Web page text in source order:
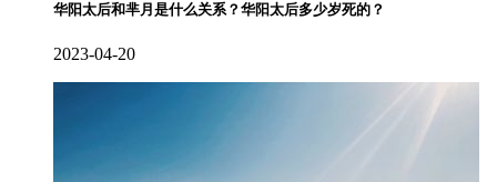
华阳太后和芈月是什么关系？华阳太后多少岁死的？
2023-04-20